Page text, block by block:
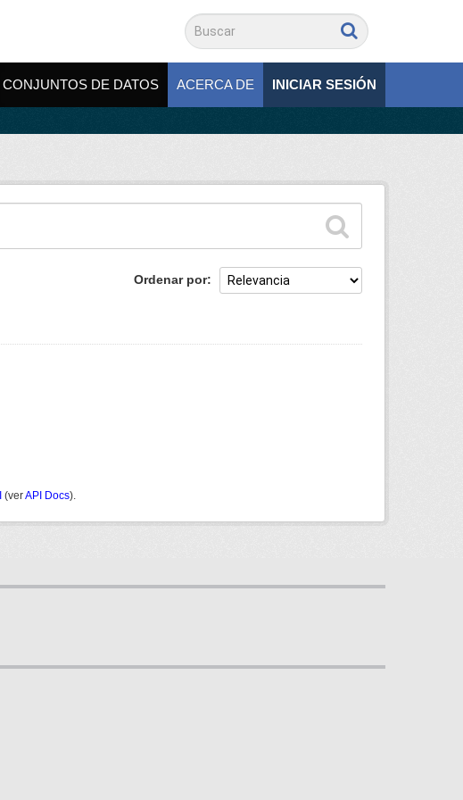
CONJUNTOS DE DATOS ACERCA DE INICIAR SESIÓN
Ordenar por
(verAPI Docs).